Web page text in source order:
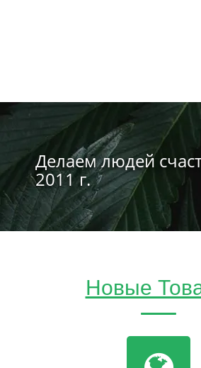
Делаем людей
2011 г.
Новые